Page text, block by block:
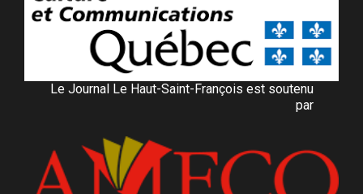
Le Journal Le Haut-Saint-François est soutenu
par